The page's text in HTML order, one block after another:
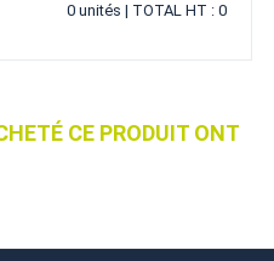
0 unités | TOTAL HT : 0
CE PRODUIT ONT